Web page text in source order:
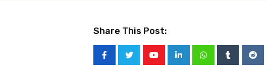
Share This Post: